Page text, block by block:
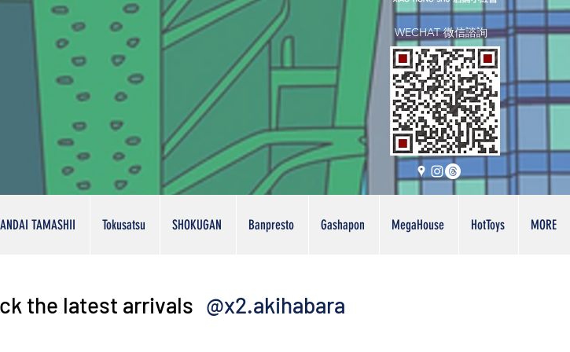
WECHAT 微信諮詢
TAMASHII Tokusatsu SHOKUGAN Banpresto Gashapon MegaHouse HotToys MORE
the latest arrivals @x2.akihabara